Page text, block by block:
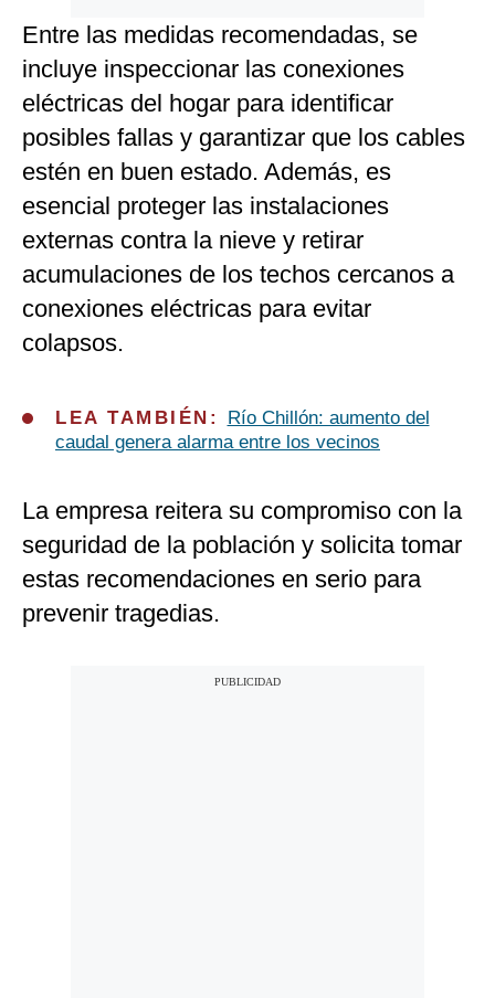
Entre las medidas recomendadas, se
incluye inspeccionar las conexiones
eléctricas del hogar para identificar
posibles fallas y garantizar que los cables
estén en buen estado. Además, es
esencial proteger las instalaciones
externas contra la nieve y retirar
acumulaciones de los techos cercanos a
conexiones eléctricas para evitar
colapsos.
LEA TAMBIÉN:
Río Chillón: aumento del
caudal genera alarma entre los vecinos
La empresa reitera su compromiso con la
seguridad de la población y solicita tomar
estas recomendaciones en serio para
prevenir tragedias.